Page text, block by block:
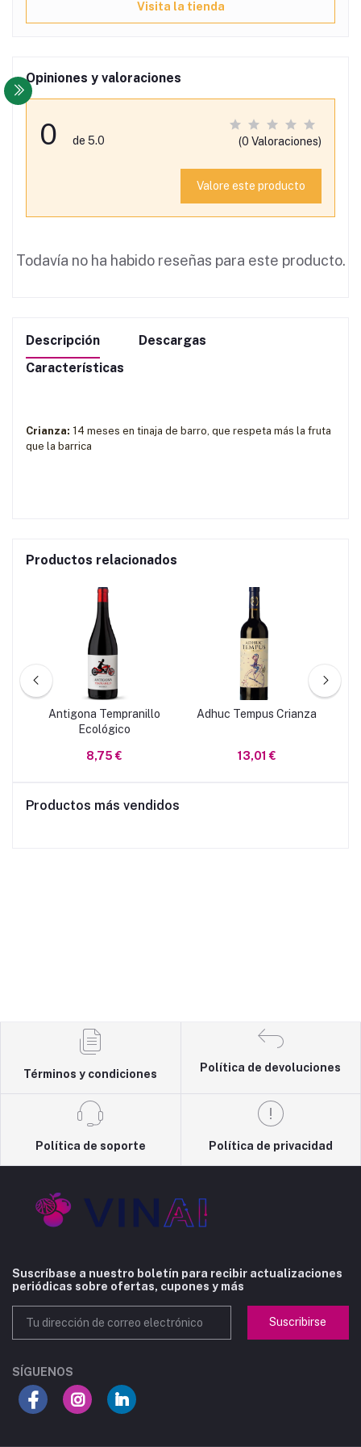
Visita la tienda
Opiniones y valoraciones
0 de 5.0 (0 Valoraciones)
Valore este producto
Todavía no ha habido reseñas para este producto.
Descripción
Descargas
Características
Crianza: 14 meses en tinaja de barro, que respeta más la fruta
que la barrica
Productos relacionados
Antigona Tempranillo
Ecológico
8,75 €
Adhuc Tempus Crianza
13,01 €
Productos más vendidos
Términos y condiciones
Política de devoluciones
Política de soporte Política de privacidad
Suscríbase a nuestro boletín para recibir actualizaciones
periódicas sobre ofertas, cupones y más
Suscribirse
SÍGUENOS